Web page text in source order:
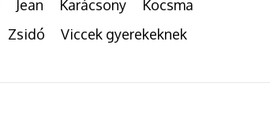
Jean Karácsony
Kocsma
Zsidó
Viccek gyerekeknek